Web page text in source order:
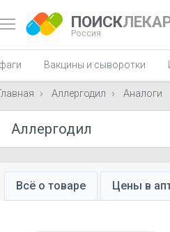
ПОИСК
Россия
Вакцины и сыворотки
Аллергодил Аналоги
Всё о товаре Цены в